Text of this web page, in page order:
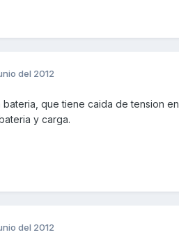
del 2012
que tiene caida de tension
y carga.
del 2012